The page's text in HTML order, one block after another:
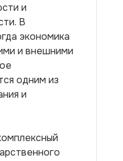
и
В
экономика
и внешними
одним из
и